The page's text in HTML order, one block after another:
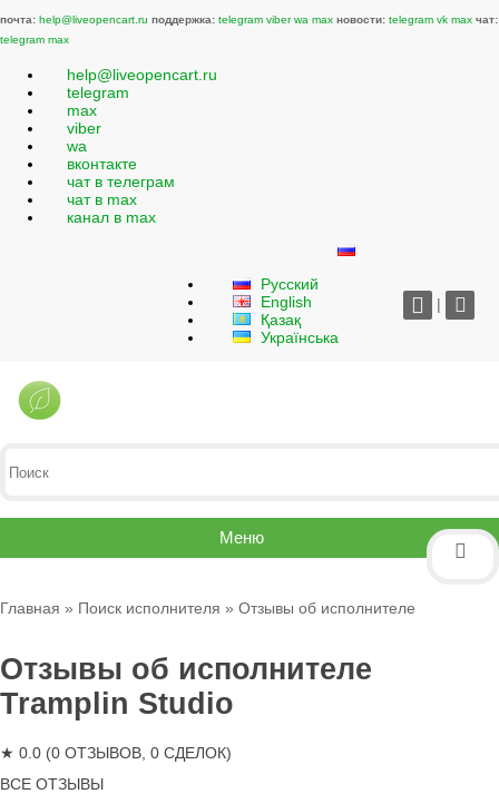
почта: help@liveopencart.ru поддержка: telegram viber wa max новости: telegram vk max чат:
telegram max
help@liveopencart.ru
telegram
max
viber
wa
вконтакте
чат в телеграм
чат в max
канал в max
Русский
English
Қазақ
Українська
|
Меню
Главная » Поиск исполнителя » Отзывы об исполнителе
Отзывы об исполнителе
Tramplin Studio
★ 0.0 (0 ОТЗЫВОВ, 0 СДЕЛОК)
ВСЕ ОТЗЫВЫ